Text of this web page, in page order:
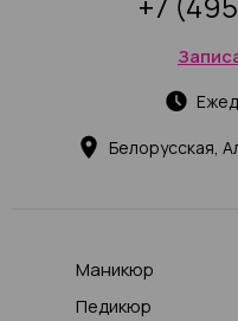
Белорусская,
Маникюр
Педикюр